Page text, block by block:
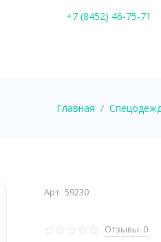
+7 (8452) 46-75-71
Главная
Арт 59230
Отзывы: 0